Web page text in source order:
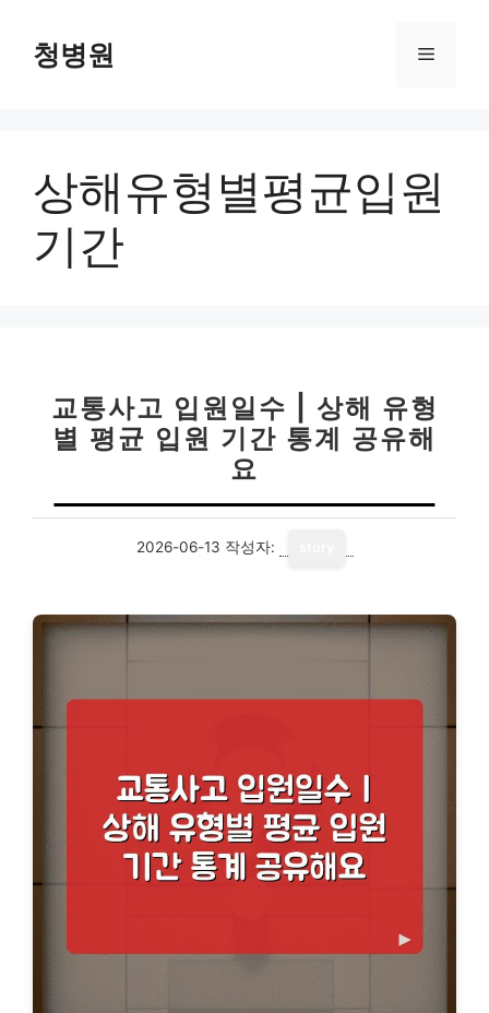
청병원 메
상해유형별평균입원
기간
교통사고 입원일수 | 상해 유형
별 평균 입원 기간 통계 공유해
요
2026-06-13 작성자: